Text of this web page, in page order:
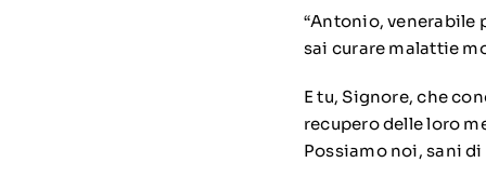
“Antonio, venerabile
sai curare malattie
E tu, Signore, che
recupero delle loro
Possiamo noi, sani